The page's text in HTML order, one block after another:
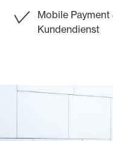
Mobile
Kundendienst